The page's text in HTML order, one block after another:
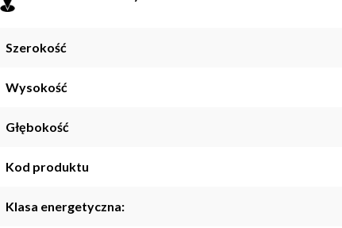
Szerokość
Wysokość
Głębokość
Kod produktu
Klasa energetyczna: